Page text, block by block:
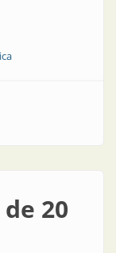
pública
20